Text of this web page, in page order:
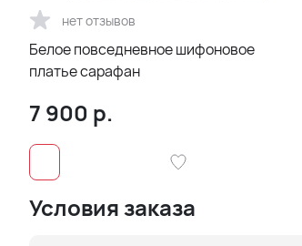
нет отзывов
Белое повседневное шифоновое
платье сарафан
7 900 р.
Условия заказа